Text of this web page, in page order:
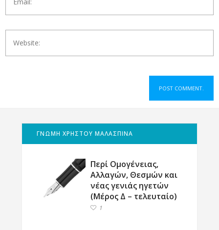
ΓΝΩΜΗ ΧΡΗΣΤΟΥ ΜΑΛΑΣΠΙΝΑ
Περί Ομογένειας,
Αλλαγών, Θεσμών και
νέας γενιάς ηγετών
(Μέρος Δ – τελευταίο)
1